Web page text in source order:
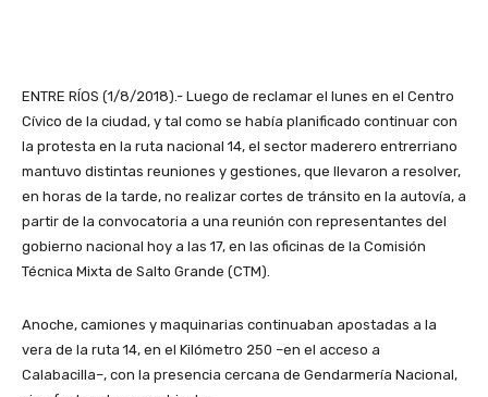
ENTRE RÍOS (1/8/2018).- Luego de reclamar el lunes en el Centro
Cívico de la ciudad, y tal como se había planificado continuar con
la protesta en la ruta nacional 14, el sector maderero entrerriano
mantuvo distintas reuniones y gestiones, que llevaron a resolver,
en horas de la tarde, no realizar cortes de tránsito en la autovía, a
partir de la convocatoria a una reunión con representantes del
gobierno nacional hoy a las 17, en las oficinas de la Comisión
Técnica Mixta de Salto Grande (CTM).
Anoche, camiones y maquinarias continuaban apostadas a la
vera de la ruta 14, en el Kilómetro 250 –en el acceso a
Calabacilla–, con la presencia cercana de Gendarmería Nacional,